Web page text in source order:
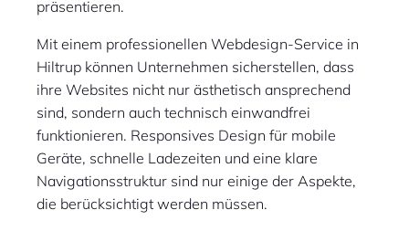
präsentieren.
Mit einem professionellen Webdesign-Service in
Hiltrup können Unternehmen sicherstellen, dass
ihre Websites nicht nur ästhetisch ansprechend
sind, sondern auch technisch einwandfrei
funktionieren. Responsives Design für mobile
Geräte, schnelle Ladezeiten und eine klare
Navigationsstruktur sind nur einige der Aspekte,
die berücksichtigt werden müssen.